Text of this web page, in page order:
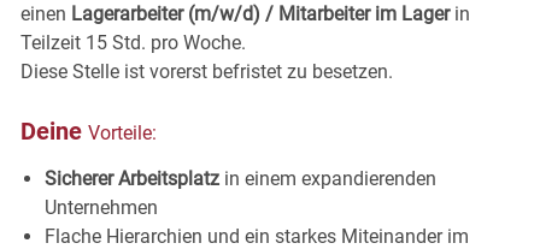
einen Lagerarbeiter (m/w/d) / Mitarbeiter im Lager in
Teilzeit 15 Std. pro Woche.
Diese Stelle ist vorerst befristet zu besetzen.
Deine Vorteile:
Sicherer Arbeitsplatz in einem expandierenden
Unternehmen
Flache Hierarchien und ein starkes Miteinander im